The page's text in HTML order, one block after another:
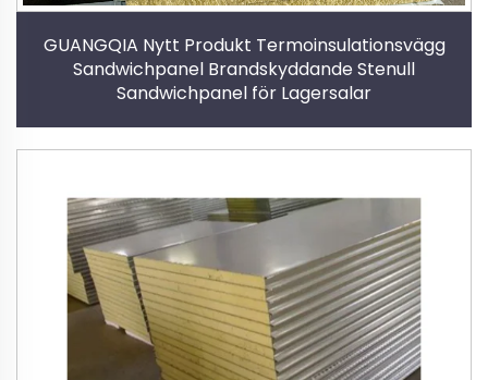
GUANGQIA Nytt Produkt Termoinsulationsvägg
Sandwichpanel Brandskyddande Stenull
Sandwichpanel för Lagersalar